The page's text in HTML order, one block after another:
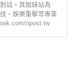
話。其姐妹站為
、娛樂重擊等專業
npost.tw